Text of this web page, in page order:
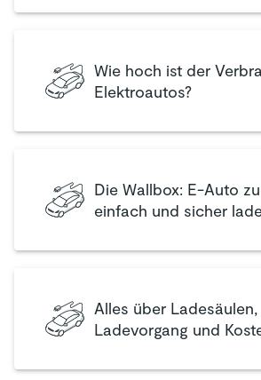
Wie hoch ist der
Elektroautos?
Die Wallbox: E-Auto
einfach und sicher
Alles über Ladesäulen,
Ladevorgang und